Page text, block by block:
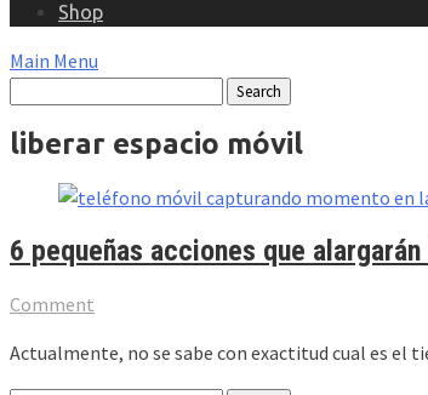
Shop
Main Menu
liberar espacio móvil
6 pequeñas acciones que
Comment
Actualmente, no se sabe con exactitud cual es el